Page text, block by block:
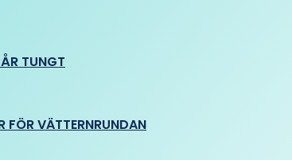
TUNGT
FÖR VÄTTERNRUNDAN